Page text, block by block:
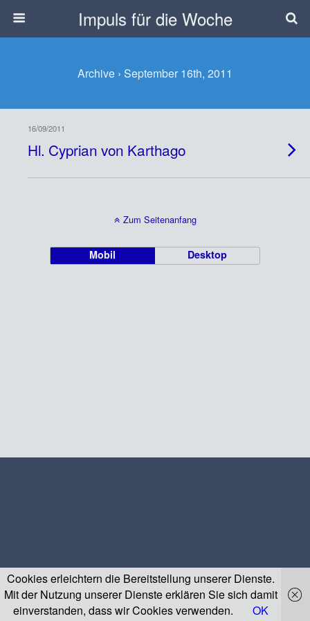
Impuls für die Woche
Archive › September 16th, 2011
16/09/2011
Hl. Cyprian von Karthago
Zum Seitenanfang
Mobil Desktop
Cookies erleichtern die Bereitstellung unserer Dienste.
Mit der Nutzung unserer Dienste erklären Sie sich damit
einverstanden, dass wir Cookies verwenden.
OK